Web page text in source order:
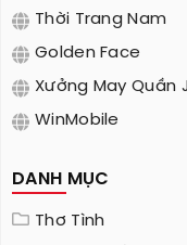
Thời Trang Nam
Golden Face
Xưởng May Quần
WinMobile
DANH MỤC
Thơ Tình